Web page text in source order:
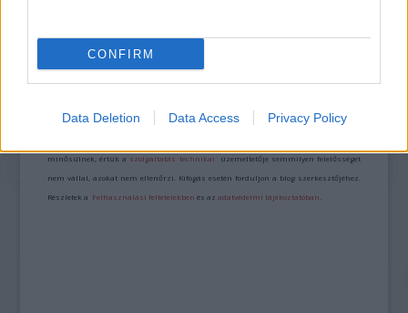
CONFIRM
Data Deletion Data Access Privacy Policy
A bejegyzés trackback címe:
Kommentek:
minősülnek, értük a szolgáltatás technikai üzemeltetője semmilyen felelősséget
nem vállal, azokat nem ellenőrzi. Kifogás esetén forduljon a blog szerkesztőjéhez.
Részletek a Felhasználási feltételekben és azadatvédelmi tájékoztatóban